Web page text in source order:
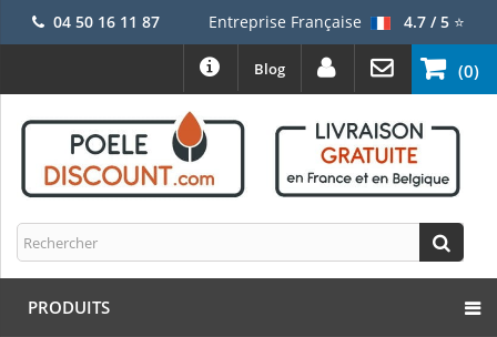
04 50 16 11 87 Entreprise Française 4.7 / 5⭐
(0)
Blog
PRODUITS